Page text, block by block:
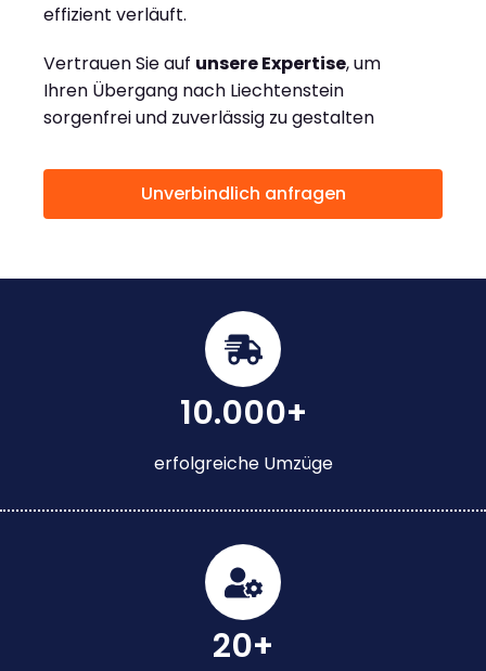
effizient verläuft.
Vertrauen Sie auf unsere Expertise, um
Ihren Übergang nach Liechtenstein
sorgenfrei und zuverlässig zu gestalten
Unverbindlich anfragen
10.000+
erfolgreiche Umzüge
20+